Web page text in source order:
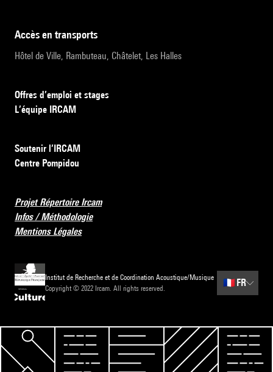
accès en transports
Hôtel de Ville, Rambuteau, Châtelet, Les Halles
Offres d’emploi et stages
L’équipe IRCAM
Soutenir l’IRCAM
Centre Pompidou
Projet Répertoire Ircam
Infos / Méthodologie
Mentions Légales
Institut de Recherche et de Coordination Acoustique/Musique
Copyright © 2022 Ircam. All rights reserved.
🇫🇷 FR